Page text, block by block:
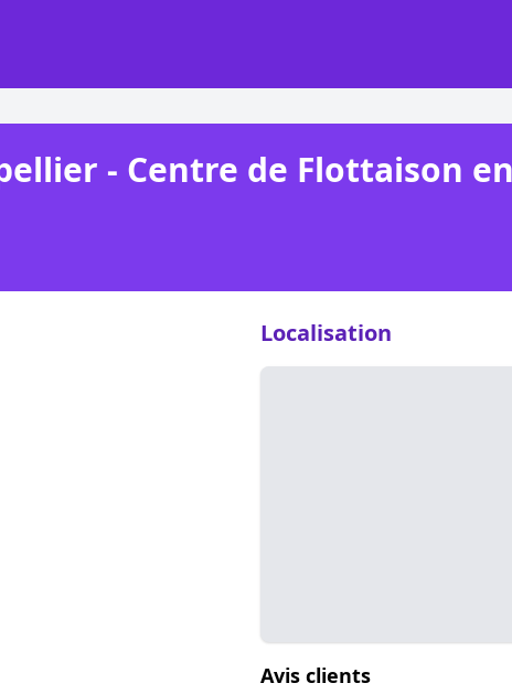
- Centre de Flottaison
Localisation
Avis clients